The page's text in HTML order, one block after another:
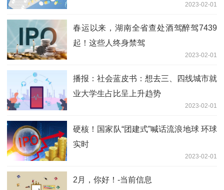
2023-02-01
春运以来，湖南全省查处酒驾醉驾7439
起！这些人终身禁驾
2023-02-01
播报：社会蓝皮书：想去三、四线城市就
业大学生占比呈上升趋势
2023-02-01
硬核！国家队“团建式”喊话流浪地球 环球
实时
2023-02-01
2月，你好！-当前信息